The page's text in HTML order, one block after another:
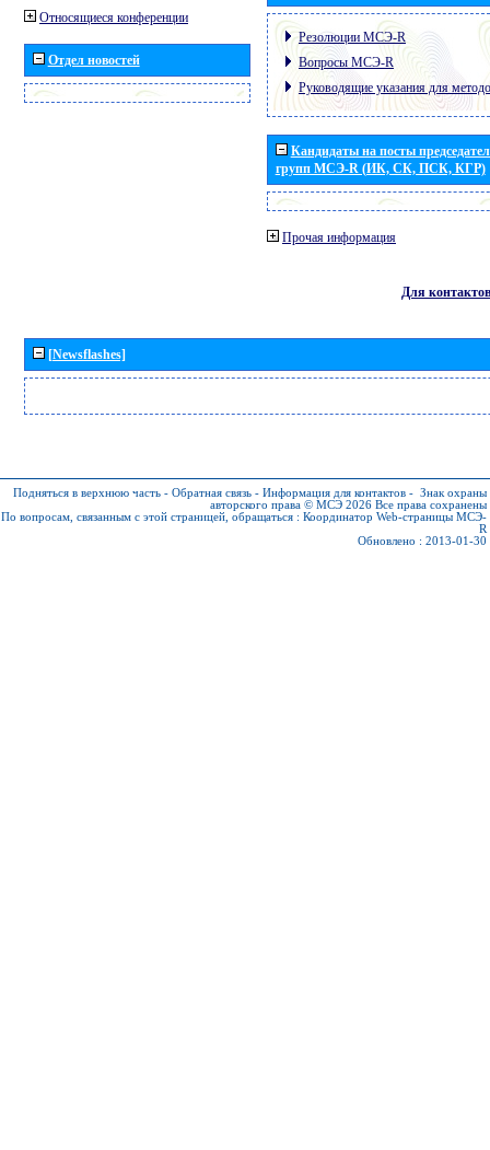
Относящиеся конференции
Отдел новостей
Резолюции МСЭ-R
Вопросы МСЭ-R
Руководящие указания для
Кандидаты на посты
групп МСЭ-R (ИК, СК, ПСК, КГР)
Прочая информация
Для контактов
[Newsflashes]
Подняться в верхнюю часть - Обратная связь - Информация для контактов - Знак охраны
авторского права © МСЭ 2026 Все права сохранены
По вопросам, связанным с этой страницей, обращаться : Координатор Web-страницы МСЭ-
R
Обновлено : 2013-01-30